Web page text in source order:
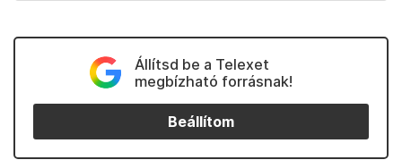
Állítsd be a Telexet
megbízható forrásnak!
Beállítom